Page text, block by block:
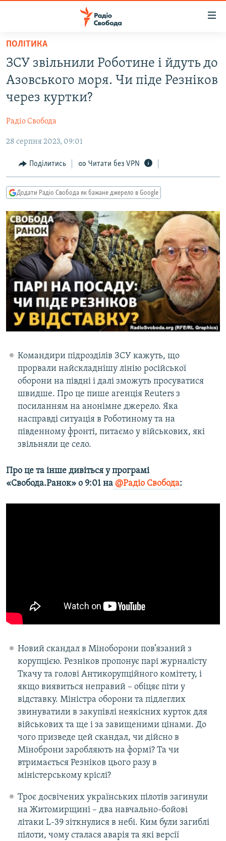
Перейти
основного
матеріалу
основної
Перейти
пошуку
РАДІО СВОБОДА – 70 РОКІВ
ЕКОНОМІКА
СУСПІЛЬСТВО
КУЛЬТУРА
УКРАЇНА
СВІТ
РОСІЙСЬКА «ФІЛЬТРАЦІЯ»
ДОНБАС.РЕАЛІЇ
КРИМ.РЕАЛІЇ
СХЕМИ
КИТАЙ.ВИКЛИКИ
МУЛЬТИМЕДІА
ФОТО
СПЕЦПРОЄКТИ
ПОДКАСТИ
КРИМ РЕАЛІЇ
РУС
КТАТ
ДОЛУЧАЙСЯ!
ПОЛІТИКА
ЗСУ звільнили Роботине і йдуть до
Азовського моря. Чи піде Резніков
через куртки?
Радіо Свобода
28 серпня 2023, 09:01
Поділитись Читати без VPN
Додати Радіо Свобода як бажане джерело в Google
Командири підрозділів ЗСУ кажуть, що
прорвали найскладнішу лінію російської
оборони на півдні і далі зможуть просуватися
швидше. Про це пише агенція Reuters з
посиланням на анонімне джерело. Яка
насправді ситуація в Роботиному та на
південному фронті, питаємо у військових, які
звільняли це село.
Про це та інше дивіться у програмі
«Свобода.Ранок» о 9:01 на @Радіо Свобода:
Новий скандал в Міноборони пов’язаний з
корупцією. Резніков пропонує парі журналісту
Ткачу та голові Антикорупційного комітету, і
якщо виявиться неправий – обіцяє піти у
відставку. Міністра оборони та підлеглих
звинуватили в закупівлі неякісних курток для
військових та ще і за завищеними цінами. До
чого призведе цей скандал, чи дійсно в
Міноброни заробляють на формі? Та чи
втримається Резніков цього разу в
міністерському кріслі?
Троє досвічених українських пілотів загинули
на Житомирщині – два навчально-бойові
літаки L-39 зіткнулися в небі. Ким були загиблі
пілоти, чому сталася аварія та які версії